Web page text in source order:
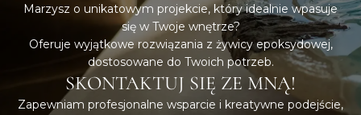
Marzysz o unikatowym projekcie, który idealnie wpasuje
się w Twoje wnętrze?
Oferuje wyjątkowe rozwiązania z żywicy epoksydowej,
dostosowane do Twoich potrzeb.
SKONTAKTUJ SIĘ ZE MNĄ!
Zapewniam profesjonalne wsparcie i kreatywne podejście,